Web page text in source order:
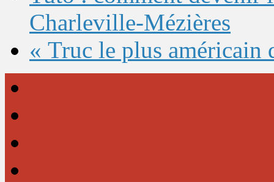
Charleville-Mézières
« Truc le plus américain